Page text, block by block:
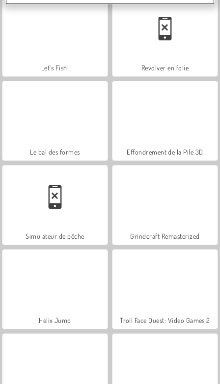
Let's Fish! Revolver en folie
Le bal des formes Effondrement de la Pile 3D
Simulateur de pêche Grindcraft Remasterized
Helix Jump Troll Face Quest: Video Games 2